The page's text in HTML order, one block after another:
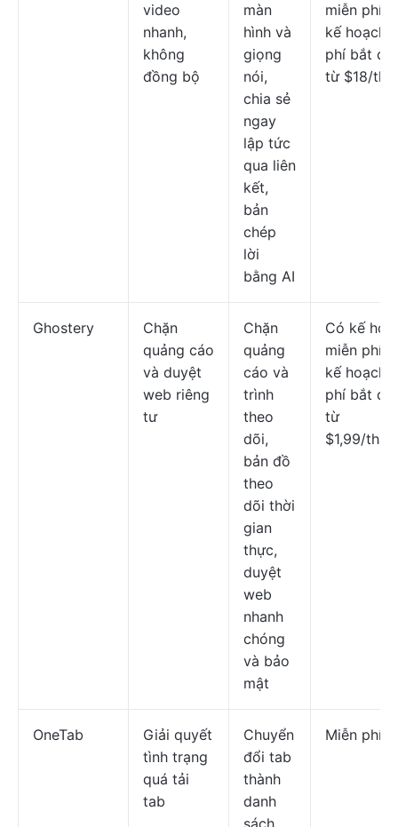
video
nhanh,
không
đồng bộ
màn
hình và
giọng
nói,
chia sẻ
ngay
lập tức
qua liên
kết,
bản
chép
lời
bằng AI
miễn phí;
kế hoạch
phí bắt
từ $18/
Ghostery
Chặn
quảng cáo
và duyệt
web riêng
tư
Chặn
quảng
cáo và
trình
theo
dõi,
bản đồ
theo
dõi thời
gian
thực,
duyệt
web
nhanh
chóng
và bảo
mật
Có kế
miễn phí;
kế hoạch
phí bắt
từ
$1,99/
OneTab
Giải quyết
tình trạng
quá tải
tab
Chuyển
đổi tab
thành
danh
sách
Miễn phí